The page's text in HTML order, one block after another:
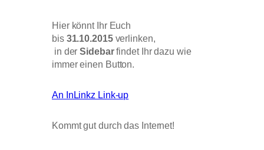
Hier könnt Ihr Euch
bis 31.10.2015verlinken,
in derSidebarfindet Ihr dazu wie
immer einen Button.
An InLinkz Link-up
Kommt gut durch das Internet!